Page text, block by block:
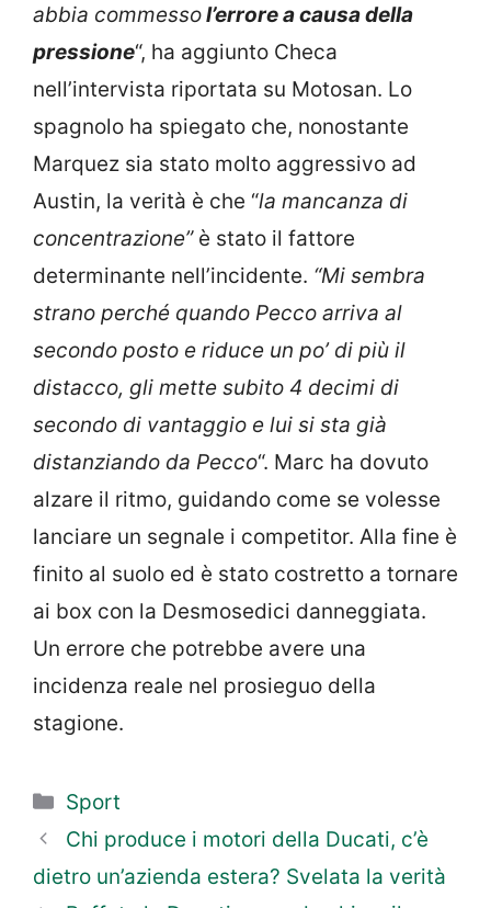
abbia commessol’errore a causa della
pressione“, ha aggiunto Checa
nell’intervista riportata su Motosan. Lo
spagnolo ha spiegato che, nonostante
Marquez sia stato molto aggressivo ad
Austin, la verità è che “la mancanza di
concentrazione” è stato il fattore
determinante nell’incidente. “Mi sembra
strano perché quando Pecco arriva al
secondo posto e riduce un po’ di più il
distacco, gli mette subito 4 decimi di
secondo di vantaggio e lui si sta già
distanziando da Pecco“. Marc ha dovuto
alzare il ritmo, guidando come se volesse
lanciare un segnale i competitor. Alla fine è
finito al suolo ed è stato costretto a tornare
ai box con la Desmosedici danneggiata.
Un errore che potrebbe avere una
incidenza reale nel prosieguo della
stagione.
Categorie
Sport
Chi produce i motori della Ducati, c’è
dietro un’azienda estera? Svelata la verità